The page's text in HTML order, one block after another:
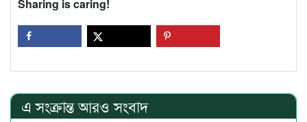
Sharing is caring!
এ সংক্রান্ত আরও সংবাদ